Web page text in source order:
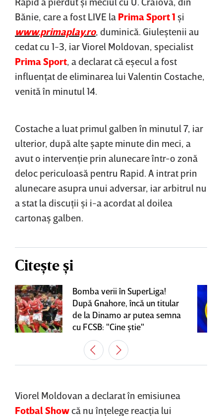
Bănie, care a fost LIVE la Prima Sport 1 şi
www.primaplay.ro, duminică. Giuleştenii au
cedat cu 1-3, iar Viorel Moldovan, specialist
Prima Sport, a declarat că eşecul a fost
influenţat de eliminarea lui Valentin Costache,
venită în minutul 14.
Costache a luat primul galben în minutul 7, iar
ulterior, după alte şapte minute din meci, a
avut o intervenţie prin alunecare într-o zonă
deloc periculoasă pentru Rapid. A intrat prin
alunecare asupra unui adversar, iar arbitrul nu
a stat la discuţii şi i-a acordat al doilea
cartonaş galben.
Citește și
Bomba verii în SuperLiga!
După Gnahore, încă un titular
de la Dinamo ar putea semna
cu FCSB: "Cine ştie"
Viorel Moldovan a declarat în emisiunea
Fotbal Show că nu înţelege reacţia lui